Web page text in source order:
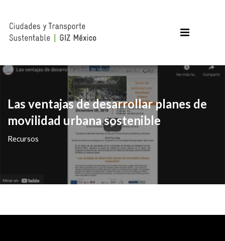
Las ventajas de desarrollar planes de
movilidad urbana sostenible
Recursos